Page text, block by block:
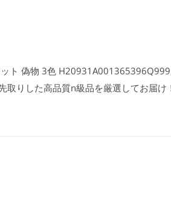
ト 偽物 3色
取りした高品質n級品を厳選してお届